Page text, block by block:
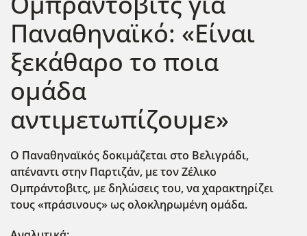
Παναθηναϊκό: «Είναι
ξεκάθαρο το ποια
ομάδα
αντιμετωπίζουμε»
Ο Παναθηναϊκός δοκιμάζεται στο Βελιγράδι,
απέναντι στην Παρτιζάν, με τον Ζέλικο
Ομπράντοβιτς, με δηλώσεις του, να χαρακτηρίζει
τους «πράσινους» ως ολοκληρωμένη ομάδα.